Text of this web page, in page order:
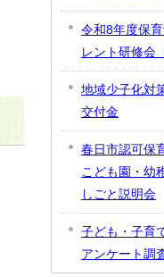
令和8年度保
レント研修会
地域少子化対
交付金
春日市認可保
こども園・幼
しごと説明会
子ども・子育
アンケート調